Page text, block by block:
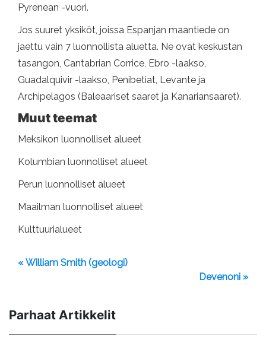
Pyrenean -vuori.
Jos suuret yksiköt, joissa Espanjan maantiede on
jaettu vain 7 luonnollista aluetta. Ne ovat keskustan
tasangon, Cantabrian Corrice, Ebro -laakso,
Guadalquivir -laakso, Penibetiat, Levante ja
Archipelagos (Baleaariset saaret ja Kanariansaaret).
Muut teemat
Meksikon luonnolliset alueet
Kolumbian luonnolliset alueet
Perun luonnolliset alueet
Maailman luonnolliset alueet
Kulttuurialueet
« William Smith (geologi)
Devenoni »
Parhaat Artikkelit